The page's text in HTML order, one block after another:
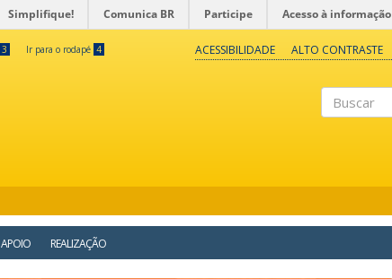
Simplifique! Comunica BR Participe Acesso à informação
3 Ir para o rodapé 4 ACESSIBILIDADE ALTO CONTRASTE
APOIO REALIZAÇÃO